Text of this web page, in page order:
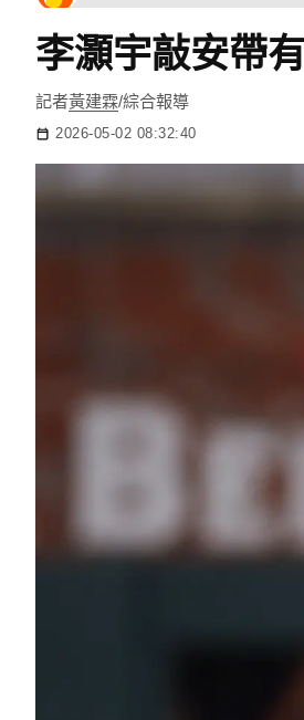
李灝宇敲安帶
記者黃建霖/綜合報導
2026-05-02 08:32:40